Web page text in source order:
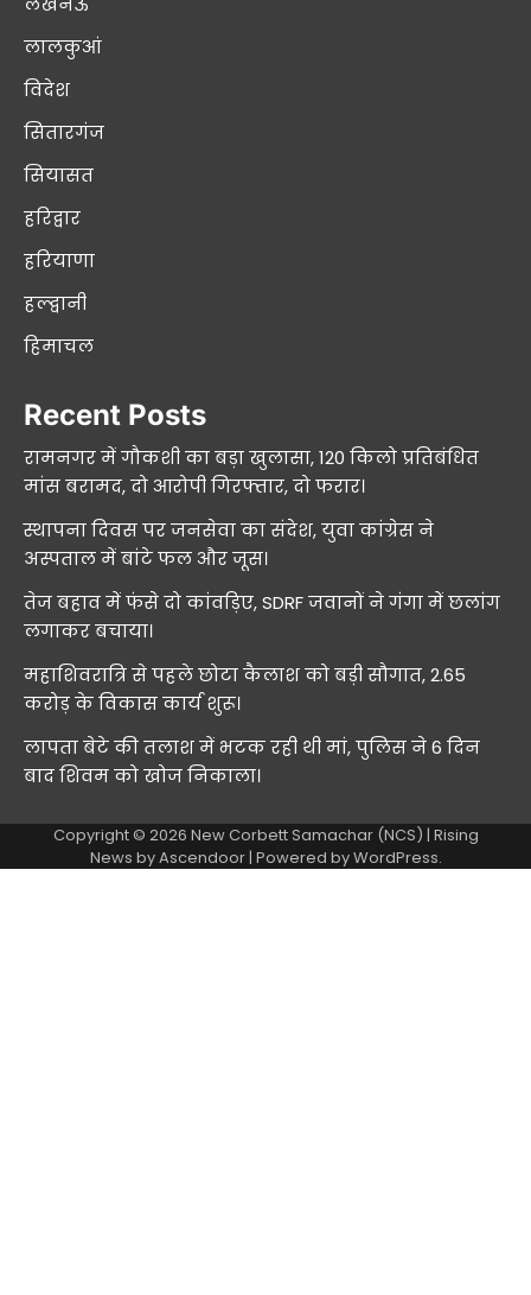
लालकुआं
विदेश
सितारगंज
सियासत
हरिद्वार
हरियाणा
हल्द्वानी
हिमाचल
Recent Posts
रामनगर में गौकशी का बड़ा खुलासा, 120 किलो प्रतिबंधित
मांस बरामद, दो आरोपी गिरफ्तार, दो फरार।
स्थापना दिवस पर जनसेवा का संदेश, युवा कांग्रेस ने
अस्पताल में बांटे फल और जूस।
तेज बहाव में फंसे दो कांवड़िए, SDRF जवानों ने गंगा में छलांग
लगाकर बचाया।
महाशिवरात्रि से पहले छोटा कैलाश को बड़ी सौगात, 2.65
करोड़ के विकास कार्य शुरू।
लापता बेटे की तलाश में भटक रही थी मां, पुलिस ने 6 दिन
बाद शिवम को खोज निकाला।
Copyright © 2026 New Corbett Samachar (NCS) | Rising
News byAscendoor| Powered byWordPress.